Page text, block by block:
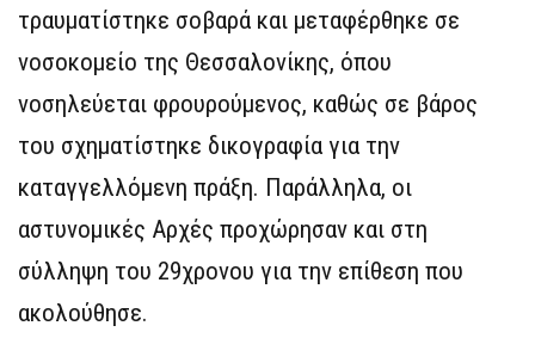
τραυματίστηκε σοβαρά και μεταφέρθηκε σε
νοσοκομείο της Θεσσαλονίκης, όπου
νοσηλεύεται φρουρούμενος, καθώς σε βάρος
του σχηματίστηκε δικογραφία για την
καταγγελλόμενη πράξη. Παράλληλα, οι
αστυνομικές Αρχές προχώρησαν και στη
σύλληψη του 29χρονου για την επίθεση που
ακολούθησε.